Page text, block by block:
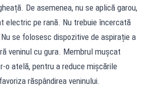
De asemenea, nu se aplică garou,
electric pe rană. Nu trebuie încercată
se folosesc dispozitive de aspirație a
veninul cu gura. Membrul mușcat
o atelă, pentru a reduce mișcările
răspândirea veninului.